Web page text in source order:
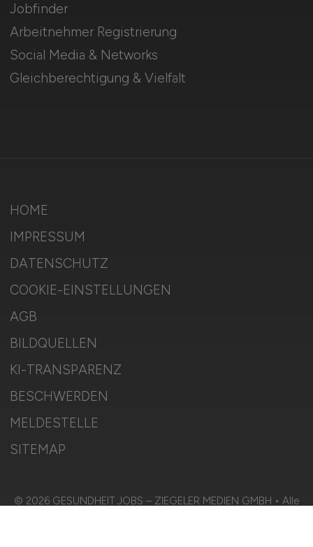
Jobfinder
Arbeitnehmer Registrierung
Social Media & Networks
Gleichberechtigung & Vielfalt
HOME
IMPRESSUM
DATENSCHUTZ
COOKIE-EINSTELLUNGEN
AGB
BILDQUELLEN
KI-TRANSPARENZ
BESCHWERDEN
MELDESTELLE
SITEMAP
© 2026 GESUNDHEIT.JOBS – ZIEGELER MEDIEN GMBH • Alle